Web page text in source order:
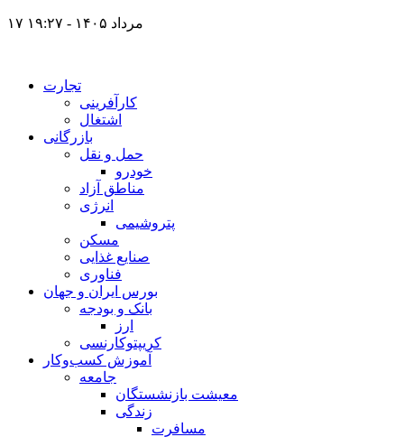
۱۷ مرداد ۱۴۰۵ - ۱۹:۲۷
تجارت
کارآفرینی
اشتغال
بازرگانی
حمل و نقل
خودرو
مناطق آزاد
انرژی
پتروشیمی
مسکن
صنایع غذایی
فناوری
بورس ایران و جهان
بانک و بودجه
ارز
کریپتوکارنسی
آموزش کسب‌وکار
جامعه
معیشت بازنشستگان
زندگی
مسافرت